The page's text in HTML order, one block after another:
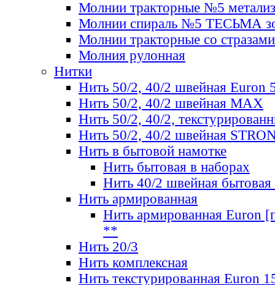
Молнии тракторные №5
Молнии спираль №5 ТЕСЬМА
Молнии тракторные со стразами
Молния рулонная
Нитки
Нить 50/2, 40/2 швейная Euron
Нить 50/2, 40/2 швейная МАХ
Нить 50/2, 40/2,
Нить 50/2, 40/2 швейная
Нить в бытовой намотке
Нить бытовая в наборах
Нить 40/2 швейная бытовая
Нить армированная
Нить армированная Euron
**
Нить 20/3
Нить комплексная
Нить текстурированная Euron